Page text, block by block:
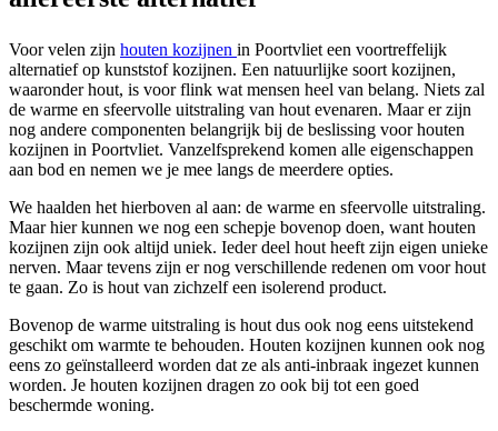
Voor velen zijn houten kozijnen in Poortvliet een voortreffelijk
alternatief op kunststof kozijnen. Een natuurlijke soort kozijnen,
waaronder hout, is voor flink wat mensen heel van belang. Niets zal
de warme en sfeervolle uitstraling van hout evenaren. Maar er zijn
nog andere componenten belangrijk bij de beslissing voor houten
kozijnen in Poortvliet. Vanzelfsprekend komen alle eigenschappen
aan bod en nemen we je mee langs de meerdere opties.
We haalden het hierboven al aan: de warme en sfeervolle uitstraling.
Maar hier kunnen we nog een schepje bovenop doen, want houten
kozijnen zijn ook altijd uniek. Ieder deel hout heeft zijn eigen unieke
nerven. Maar tevens zijn er nog verschillende redenen om voor hout
te gaan. Zo is hout van zichzelf een isolerend product.
Bovenop de warme uitstraling is hout dus ook nog eens uitstekend
geschikt om warmte te behouden. Houten kozijnen kunnen ook nog
eens zo geïnstalleerd worden dat ze als anti-inbraak ingezet kunnen
worden. Je houten kozijnen dragen zo ook bij tot een goed
beschermde woning.